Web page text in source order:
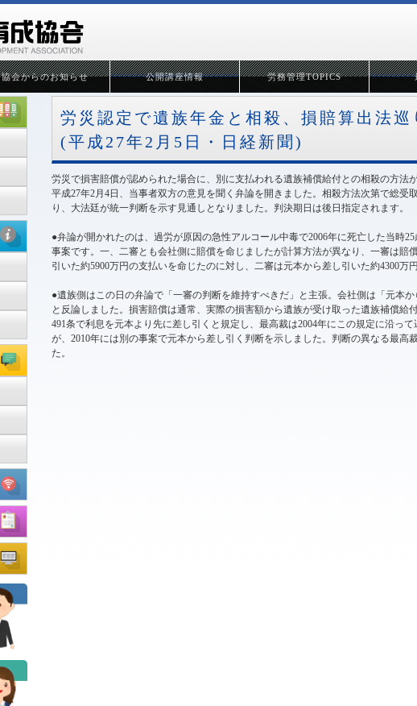
協会からのお知らせ 公開講座情報 労務管理TOPICS
労災認定で遺族年金と相殺、損賠算出法
(平成27年2月5日・日経新聞)
労災で損害賠償が認められた場合に、別に支払われる遺族補償給付との相殺の方法
平成27年2月4日、当事者双方の意見を聞く弁論を開きました。相殺方法次第で総受
り、大法廷が統一判断を示す見通しとなりました。判決期日は後日指定されます。
●弁論が開かれたのは、過労が原因の急性アルコール中毒で2006年に死亡した当時
事案です。一、二審とも会社側に賠償を命じましたが計算方法が異なり、一審は賠
引いた約5900万円の支払いを命じたのに対し、二審は元本から差し引いた約4300万
●遺族側はこの日の弁論で「一審の判断を維持すべきだ」と主張。会社側は「元本
と反論しました。損害賠償は通常、実際の損害額から遺族が受け取った遺族補償給
491条で利息を元本より先に差し引くと規定し、最高裁は2004年にこの規定に沿っ
が、2010年には別の事案で元本から差し引く判断を示しました。判断の異なる最高
た。